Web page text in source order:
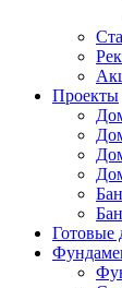
Проекты
Готовые